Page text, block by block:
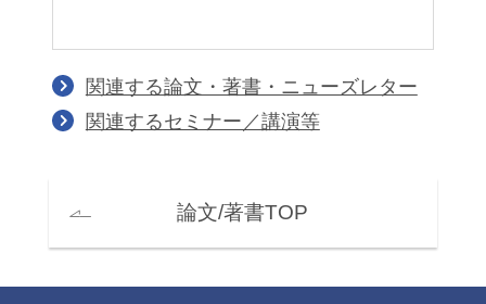
関連する論文・著書・ニューズレター
関連するセミナー／講演等
論文/著書TOP